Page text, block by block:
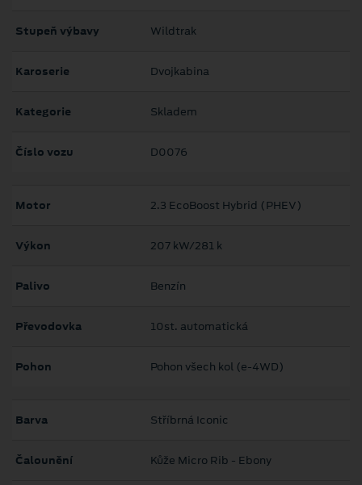
Stupeň výbavy Wildtrak
Karoserie Dvojkabina
Kategorie Skladem
Číslo vozu D0076
Motor 2.3 EcoBoost Hybrid (PHEV)
Výkon 207 kW/281 k
Palivo Benzín
Převodovka 10st. automatická
Pohon Pohon všech kol (e-4WD)
Barva Stříbrná Iconic
Čalounění Kůže Micro Rib - Ebony